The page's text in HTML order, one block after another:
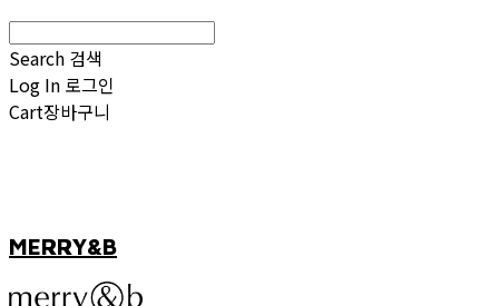
Search 검색
Log In 로그인
Cart장바구니
MERRY&B